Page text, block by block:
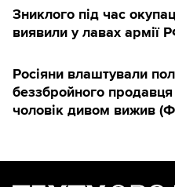
Зниклого під час
виявили у лавах
Росіяни влаштували
беззбройного
чоловік дивом вижив